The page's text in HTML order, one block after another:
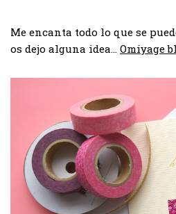
Me encanta todo lo que se
os dejo alguna idea… Omiyage